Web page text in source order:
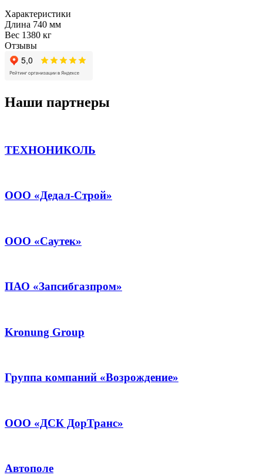
Характеристики
Длина 740 мм
Вес 1380 кг
Отзывы
Наши партнеры
ТЕХНОНИКОЛЬ
ООО «Дедал-Строй»
ООО «Саутек»
ПАО «Запсибгазпром»
Kronung Group
Группа компаний «Возрождение»
ООО «ДСК ДорТранс»
Автополе